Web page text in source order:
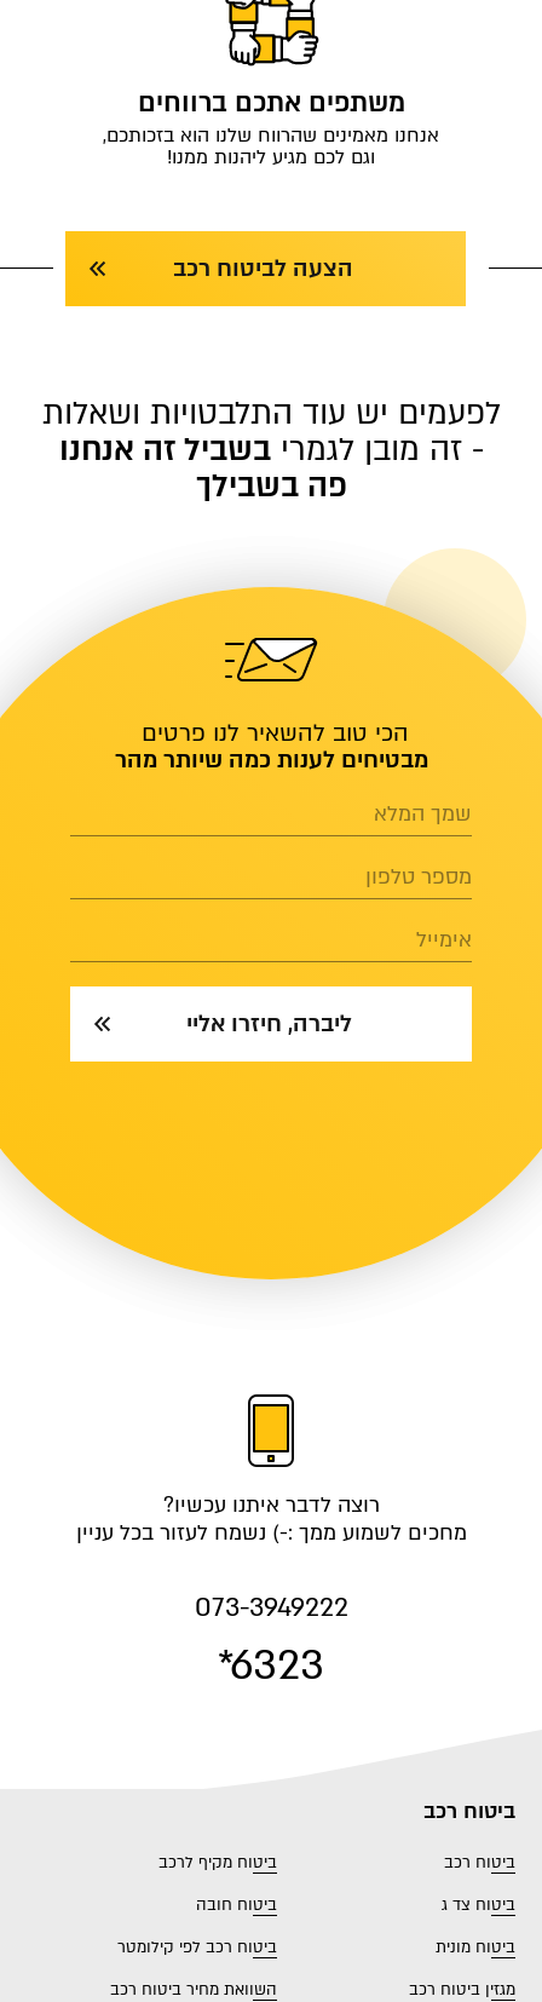
משתפים אתכם ברווחים
אנחנו מאמינים שהרווח שלנו הוא בזכותכם,
וגם לכם מגיע ליהנות ממנו!
הצעה לביטוח רכב
לפעמים יש עוד התלבטויות ושאלות
- זה מובן לגמרי בשביל זה אנחנו
פה בשבילך
הכי טוב להשאיר לנו פרטים
מבטיחים לענות כמה שיותר מהר
שמך המלא
מספר טלפון
אימייל
ליברה, חיזרו אליי
רוצה לדבר איתנו עכשיו?
מחכים לשמוע ממך :-) נשמח לעזור בכל עניין
073-3949222
*6323
ביטוח רכב
ביטוח רכב
ביטוח מקיף לרכב
ביטוח צד ג
ביטוח חובה
ביטוח מונית
ביטוח רכב לפי קילומטר
מגזין ביטוח רכב
השוואת מחיר ביטוח רכב